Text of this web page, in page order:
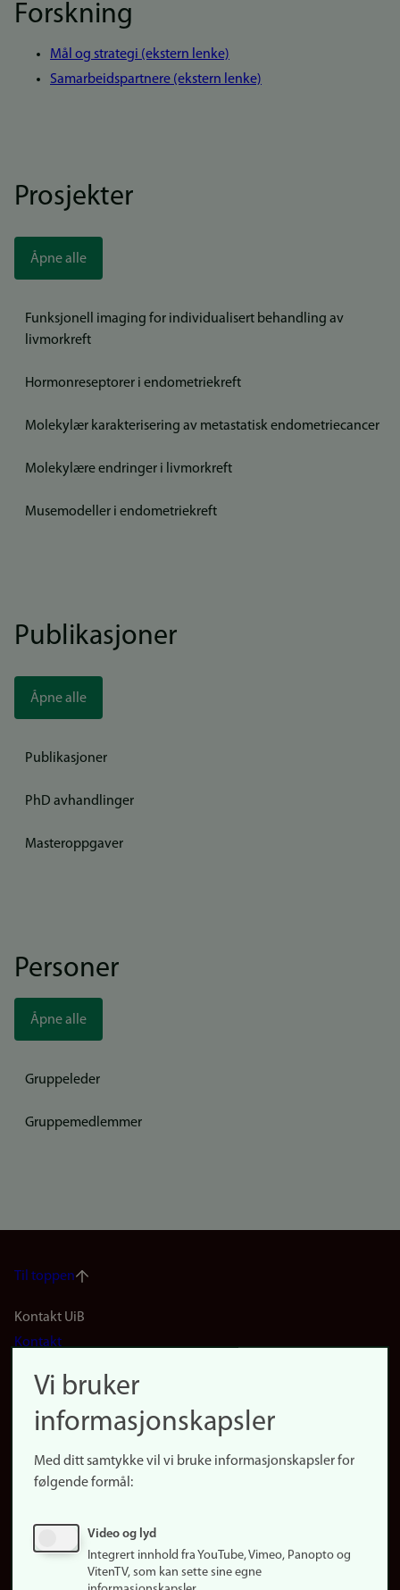
Forskning
Mål og strategi (ekstern lenke)
Samarbeidspartnere (ekstern lenke)
Prosjekter
Åpne alle
Funksjonell imaging for individualisert behandling av
livmorkreft
Hormonreseptorer i endometriekreft
Molekylær karakterisering av metastatisk endometriecancer
Molekylære endringer i livmorkreft
Musemodeller i endometriekreft
Publikasjoner
Åpne alle
Publikasjoner
PhD avhandlinger
Masteroppgaver
Personer
Åpne alle
Gruppeleder
Gruppemedlemmer
Til toppen
Footer
(no)
Kontakt UiB
Kontakt
Finn forsker
Presse
Finn studier
Ledige stillinger
Vi bruker
informasjonskapsler
Med ditt samtykke vil vi bruke informasjonskapsler for
følgende formål:
Video og lyd
Integrert innhold fra YouTube, Vimeo, Panopto og
VitenTV, som kan sette sine egne